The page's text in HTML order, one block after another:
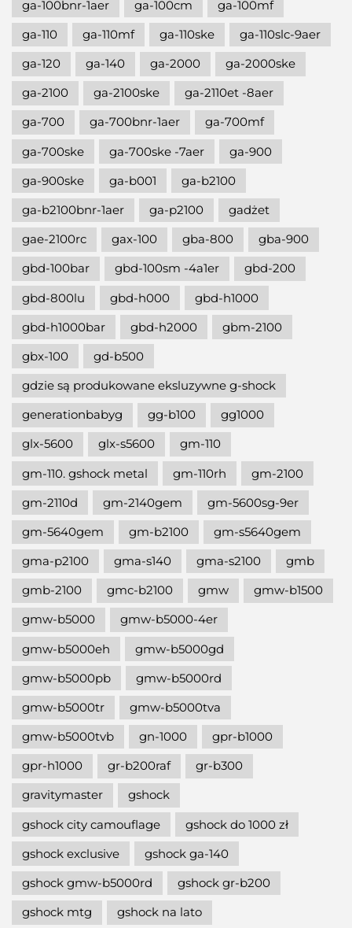
ga-100bnr-1aer ga-100cm
ga-100mf
ga-110
ga-110mf ga-110ske
ga-110slc-9aer
ga-120
ga-140 ga-2000
ga-2000ske
ga-2100
ga-2100ske
ga-2110et -8aer
ga-700
ga-700bnr-1aer
ga-700mf
ga-700ske
ga-700ske -7aer
ga-900
ga-900ske
ga-b001
ga-b2100
ga-b2100bnr-1aer
ga-p2100
gadżet
gae-2100rc
gax-100 gba-800
gba-900
gbd-100bar
gbd-100sm -4a1er
gbd-200
gbd-800lu
gbd-h000
gbd-h1000
gbd-h1000bar
gbd-h2000
gbm-2100
gbx-100
gd-b500
gdzie są produkowane eksluzywne g-shock
generationbabyg
gg-b100
gg1000
glx-5600
glx-s5600
gm-110
gm-110. gshock metal
gm-110rh
gm-2100
gm-2110d
gm-2140gem
gm-5600sg-9er
gm-5640gem
gm-b2100
gm-s5640gem
gma-p2100
gma-s140 gma-s2100
gmb
gmb-2100
gmc-b2100 gmw
gmw-b1500
gmw-b5000
gmw-b5000-4er
gmw-b5000eh
gmw-b5000gd
gmw-b5000pb
gmw-b5000rd
gmw-b5000tr
gmw-b5000tva
gmw-b5000tvb
gn-1000
gpr-b1000
gpr-h1000
gr-b200raf
gr-b300
gravitymaster
gshock
gshock city camouflage
gshock do 1000 zł
gshock exclusive
gshock ga-140
gshock gmw-b5000rd
gshock gr-b200
gshock mtg
gshock na lato